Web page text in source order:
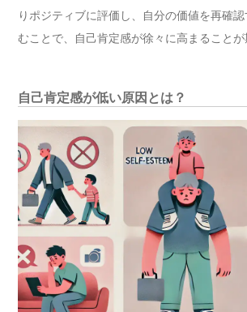
りポジティブに評価し、自分の価値を再確
むことで、自己肯定感が徐々に高まることが
自己肯定感が低い原因とは？